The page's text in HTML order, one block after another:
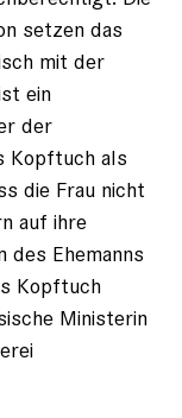
setzen das
mit der
ein
der
Kopftuch als
die Frau nicht
auf ihre
des Ehemanns
Kopftuch
­Ministerin